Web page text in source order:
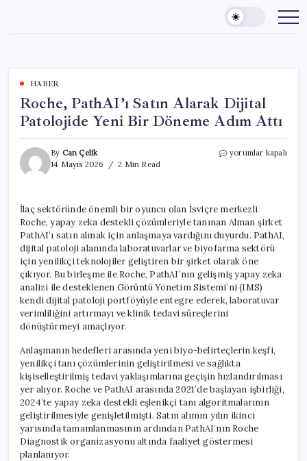
content
HABER
Roche, PathAI’ı Satın Alarak Dijital
Patolojide Yeni Bir Döneme Adım Attı
By Can Çelik
14 Mayıs 2026
2 Min Read
Roche,
Patolojide
Yeni
Bir
Döneme
Adım
için
yorumlar kapalı
İlaç sektöründe önemli bir oyuncu olan İsviçre merkezli
Roche, yapay zeka destekli çözümleriyle tanınan Alman şirket
PathAI’ı satın almak için anlaşmaya vardığını duyurdu. PathAI,
dijital patoloji alanında laboratuvarlar ve biyofarma sektörü
için yenilikçi teknolojiler geliştiren bir şirket olarak öne
çıkıyor. Bu birleşme ile Roche, PathAI’nın gelişmiş yapay zeka
analizi ile desteklenen Görüntü Yönetim Sistemi’ni (IMS)
kendi dijital patoloji portföyüyle entegre ederek, laboratuvar
verimliliğini artırmayı ve klinik tedavi süreçlerini
dönüştürmeyi amaçlıyor.
Anlaşmanın hedefleri arasında yeni biyo-belirteçlerin keşfi,
yenilikçi tanı çözümlerinin geliştirilmesi ve sağlıkta
kişiselleştirilmiş tedavi yaklaşımlarına geçişin hızlandırılması
yer alıyor. Roche ve PathAI arasında 2021’de başlayan işbirliği,
2024’te yapay zeka destekli eşlenikçi tanı algoritmalarının
geliştirilmesiyle genişletilmişti. Satın alımın yılın ikinci
yarısında tamamlanmasının ardından PathAI’nın Roche
Diagnostik organizasyonu altında faaliyet göstermesi
planlanıyor.